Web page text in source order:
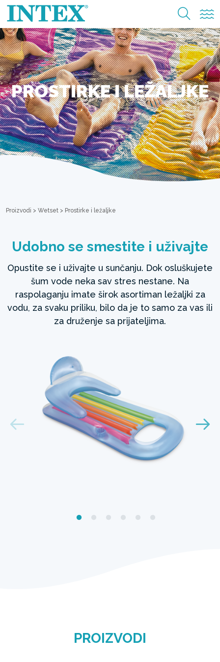
PROSTIRKE I LEŽALJKE
Proizvodi > Wetset > Prostirke i ležaljke
Udobno se smestite i uživajte
Opustite se i uživajte u sunčanju. Dok osluškujete
šum vode neka sav stres nestane. Na
raspolaganju imate širok asortiman ležaljki za
vodu, za svaku priliku, bilo da je to samo za vas ili
za druženje sa prijateljima.
PROIZVODI